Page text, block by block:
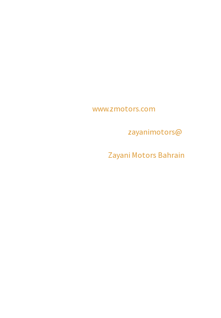
www.zmotors.com
@zayanimotors
Zayani Motors Bahrain